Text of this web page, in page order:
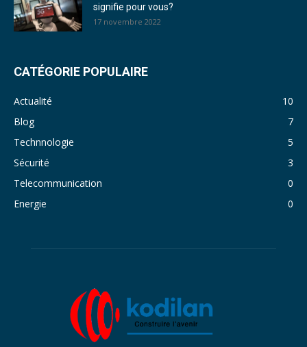
signifie pour vous?
17 novembre 2022
CATÉGORIE POPULAIRE
Actualité
10
Blog
7
Technnologie
5
Sécurité
3
Telecommunication
0
Energie
0